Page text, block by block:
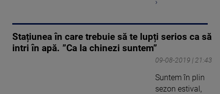
Stațiunea în care trebuie să te lupți serios ca să
intri în apă. ”Ca la chinezi suntem”
09-08-2019 | 21:43
Suntem în plin
sezon estival,